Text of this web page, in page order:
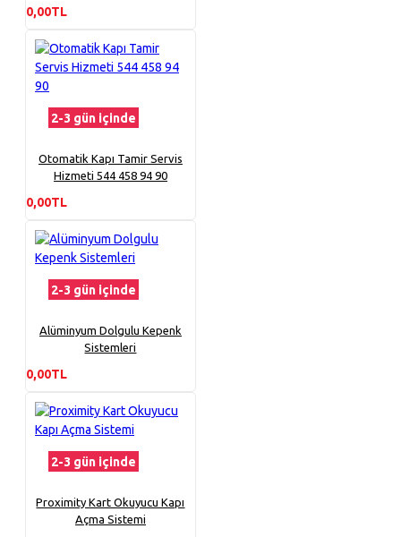
0,00TL
2-3 gün içinde
Otomatik Kapı Tamir Servis
Hizmeti 544 458 94 90
0,00TL
2-3 gün içinde
Alüminyum Dolgulu Kepenk
Sistemleri
0,00TL
2-3 gün içinde
Proximity Kart Okuyucu Kapı
Açma Sistemi